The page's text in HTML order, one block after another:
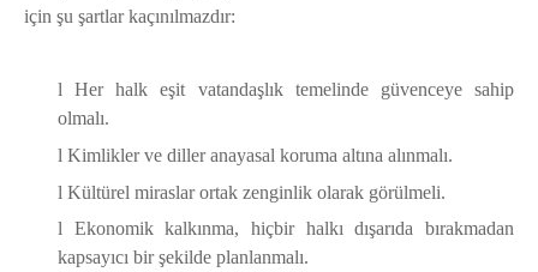
için şu şartlar kaçınılmazdır:
lHer halk eşit vatandaşlık temelinde güvenceye sahip
olmalı.
l Kimlikler ve diller anayasal koruma altına alınmalı.
l Kültürel miraslar ortak zenginlik olarak görülmeli.
l Ekonomik kalkınma, hiçbir halkı dışarıda bırakmadan
kapsayıcı bir şekilde planlanmalı.